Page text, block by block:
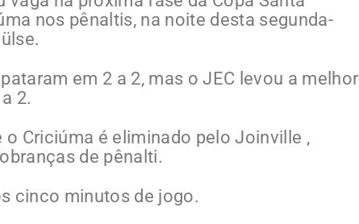
nos pênaltis, na noite desta segunda-
em 2 a 2, mas o JEC levou a melhor
2.
o Criciúma é eliminado pelo Joinville ,
de pênalti.
cinco minutos de jogo.